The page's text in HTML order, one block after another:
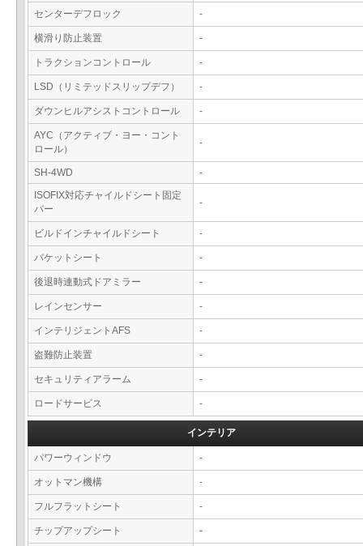
センターデフロック -
横滑り防止装置 -
トラクションコントロール -
LSD（リミテッドスリップデフ） -
ダウンヒルアシストコントロール -
AYC（アクティブ・ヨー・コント
ロール）
-
SH-4WD
-
ISOFIX対応チャイルドシート固定
バー
-
ビルドインチャイルドシート -
バケットシート -
後退時連動式ドアミラー -
レインセンサー -
インテリジェントAFS -
盗難防止装置 -
セキュリティアラーム -
ロードサービス -
インテリア
パワーウィンドウ -
オットマン機構 -
フルフラットシート -
チップアップシート -